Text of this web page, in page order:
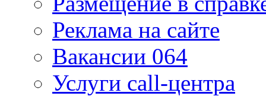
Реклама на сайте
Вакансии 064
Услуги call-центра